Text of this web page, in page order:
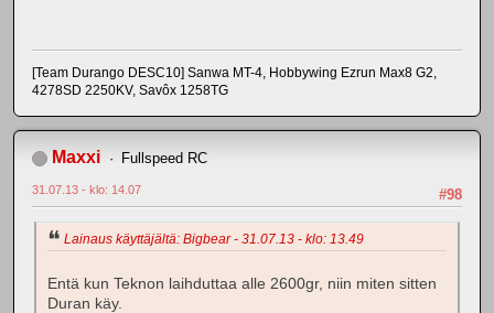
[Team Durango DESC10] Sanwa MT-4, Hobbywing Ezrun Max8 G2,
4278SD 2250KV, Savôx 1258TG
Maxxi Fullspeed RC
#98
31.07.13 - klo: 14.07
Lainaus käyttäjältä: Bigbear - 31.07.13 - klo: 13.49
Entä kun Teknon laihduttaa alle 2600gr, niin miten sitten
Duran käy.